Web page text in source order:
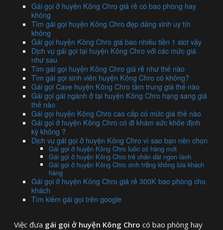
Gái gọi ở huyện Kông Chro giá rẻ có bao phòng hay
không
Tìm gái gọi huyện Kông Chro đẹp dáng xinh uy tín
không
Gái gọi huyện Kông Chro giá bao nhiêu tiền 1 slot vậy
Dịch vụ gái gọi tại huyện Kông Chro với các mức giá
như sau
Tìm gái gọi huyện Kông Chro giá rẻ như thế nào
Tìm gái gọi sinh viên huyện Kông Chro có không?
Gái gọi Cave huyện Kông Chro tầm trung giá thế nào
Gái gọi gái ngành ở tại huyện Kông Chro hạng sang giá
thế nào
Gái gọi huyện Kông Chro cao cấp có mức giá thế nào
Gái gọi ở huyện Kông Chro có đi khám sức khỏe định
kỳ không ?
Dịch vụ gái gọi ở huyện Kông Chro vì sao bạn nên chọn
Gái gọi ở huyện Kông Chro luôn có hàng mới
Gái gọi ở huyện Kông Chro trẻ chân dài ngon lành
Gái gọi ở huyện Kông Chro xinh trắng không lừa khách
hàng
Gái gọi ở huyện Kông Chro giá rẻ 300K bao phòng cho
khách
Tìm kiếm gái gọi trên google
Việc đưa gái gọi ở huyện Kông Chro có bao phòng hay